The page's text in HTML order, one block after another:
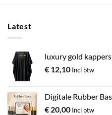
Latest
luxury gold
€ 12,10 Incl btw
Digitale Rubber
€ 20,00 Incl btw